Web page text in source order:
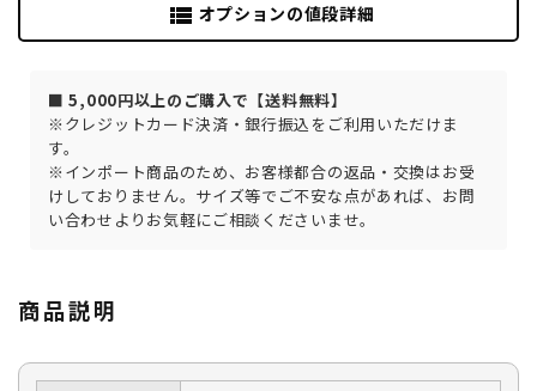
view_list オプションの値段詳細
■ 5,000円以上のご購入で【送料無料】
※クレジットカード決済・銀行振込をご利用いただけま
す。
※インポート商品のため、お客様都合の返品・交換はお受
けしておりません。サイズ等でご不安な点があれば、お問
い合わせよりお気軽にご相談くださいませ。
商品説明